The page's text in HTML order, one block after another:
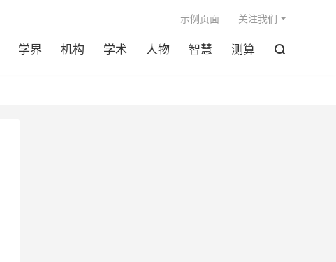
学界 机构 学术 人物 智慧 测算 
示例页面 关注我们